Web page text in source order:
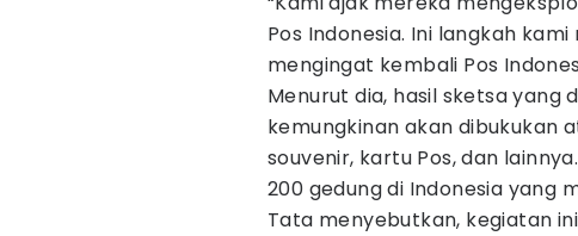
Pos Indonesia. Ini langkah
mengingat kembali Pos
Menurut dia, hasil sketsa yang
kemungkinan akan dibukukan
souvenir, kartu Pos, dan
200 gedung di Indonesia yang
Tata menyebutkan, kegiatan